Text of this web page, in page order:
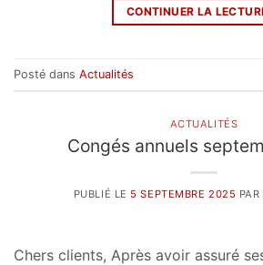
CONTINUER LA
Posté dans Actualités
ACTUALITÉS
Congés annuels
PUBLIÉ LE 5 SEPTEMBRE 2025 PAR
Chers clients, Après avoir assuré